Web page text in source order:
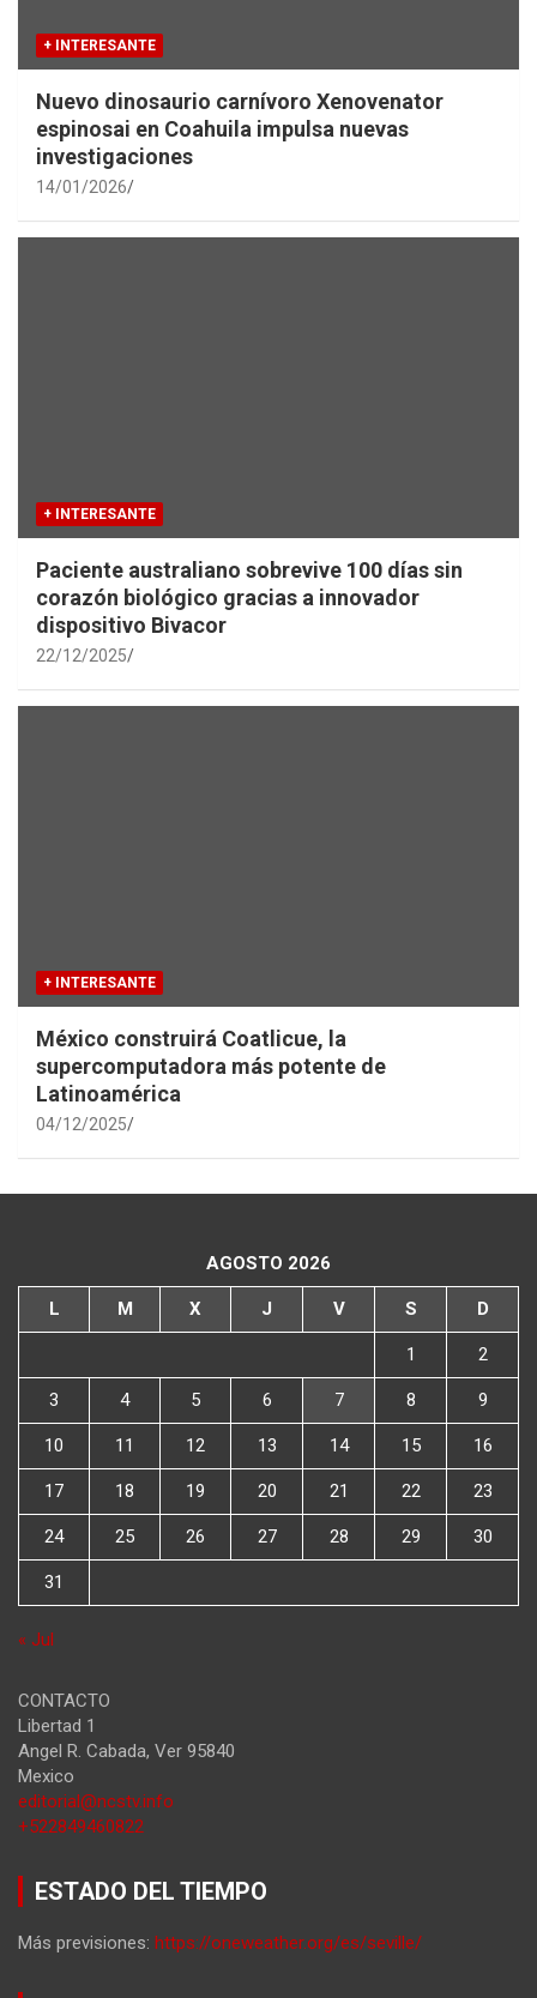
+ INTERESANTE
Nuevo dinosaurio carnívoro Xenovenator
espinosai en Coahuila impulsa nuevas
investigaciones
14/01/2026
+ INTERESANTE
Paciente australiano sobrevive 100 días sin
corazón biológico gracias a innovador
dispositivo Bivacor
22/12/2025
+ INTERESANTE
México construirá Coatlicue, la
supercomputadora más potente de
Latinoamérica
04/12/2025
AGOSTO 2026
L M X J V S D
1 2
3 4 5 6 7 8 9
10 11 12 13 14 15 16
17 18 19 20 21 22 23
24 25 26 27 28 29 30
31
« Jul
CONTACTO
Libertad 1
Angel R. Cabada, Ver 95840
Mexico
editorial@ncstv.info
+522849460822
ESTADO DEL TIEMPO
Más previsiones: https://oneweather.org/es/seville/